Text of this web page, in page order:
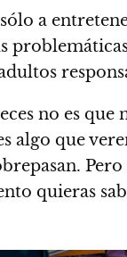
a
no es que
algo que
quieras